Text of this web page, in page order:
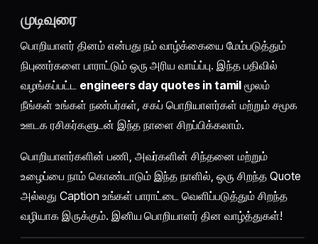
முடிவுரை
பொறியாளர் தினம் என்பது நம் வாழ்க்கையை மேம்படுத்தும்
நிபுணர்களை பாராட்டும் ஒரு அரிய வாய்ப்பு. இந்த பதிவில்
வழங்கப்பட்ட engineers day quotes in tamil மூலம்
நீங்கள் உங்கள் நண்பர்கள், சகப் பொறியாளர்கள் மற்றும் சமூக
ஊடக ரசிகர்களுடன் இந்த நாளை சிறப்பிக்கலாம்.
பொறியாளர்களின் பணி, அவர்களின் சிந்தனை மற்றும்
உழைப்பை நாம் கொண்டாடும் இந்த நாளில், ஒரு சிறந்த Quote
அல்லது Caption உங்கள் பாராட்டை வெளிப்படுத்தும் சிறந்த
வழியாக இருக்கும். இனிய பொறியாளர் தின வாழ்த்துகள்!